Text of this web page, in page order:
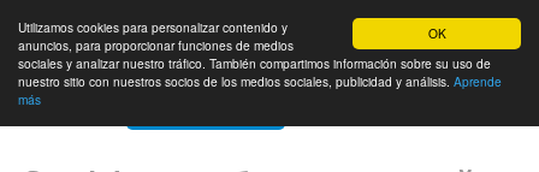
OK
Utilizamos cookies para personalizar contenido y
anuncios, para proporcionar funciones de medios
sociales y analizar nuestro tráfico. También compartimos información sobre su uso de
nuestro sitio con nuestros socios de los medios sociales, publicidad y análisis. Aprende
más